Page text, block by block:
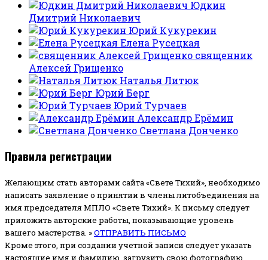
Юдкин
Дмитрий Николаевич
Юрий Кукурекин
Елена Русецкая
священник
Алексей Грищенко
Наталья Литюк
Юрий Берг
Юрий Турчаев
Александр Ерёмин
Светлана Донченко
Правила регистрации
Желающим стать авторами сайта «Свете Тихий», необходимо
написать заявление о принятии в члены литобъединения на
имя председателя МПЛО «Свете Тихий». К письму следует
приложить авторские работы, показывающие уровень
вашего мастерства. »ОТПРАВИТЬ ПИСЬМО
Кроме этого, при создании учетной записи следует указать
настоящие имя и фамилию, загрузить свою фотографию